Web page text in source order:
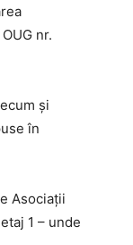
nr.
și
în
Asociații
1 – unde